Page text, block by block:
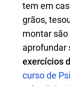
tem em
grãos,
montar
aprofundar
exercícios
curso de